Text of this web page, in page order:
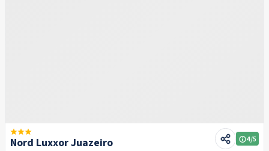
Nord Luxxor Juazeiro 4/5